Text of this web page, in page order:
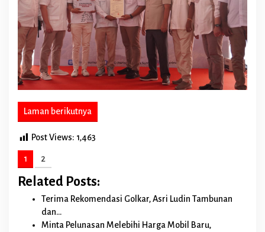
Laman berikutnya
Post Views: 1,463
1 2
Related Posts:
Terima Rekomendasi Golkar, Asri Ludin Tambunan
dan…
Minta Pelunasan Melebihi Harga Mobil Baru,